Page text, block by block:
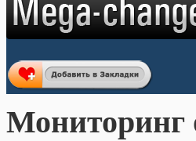
Мониторинг